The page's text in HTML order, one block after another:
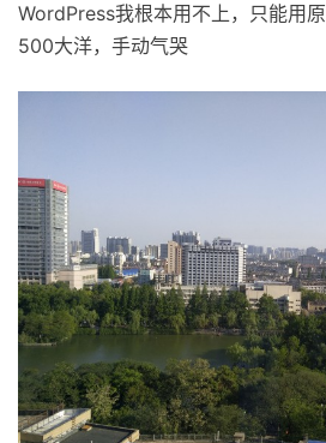
WordPress我根本用不上，只能用
500大洋，手动气哭